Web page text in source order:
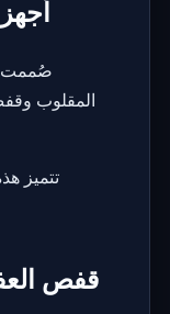
صُممت
المقلوب
تتميز
قفص